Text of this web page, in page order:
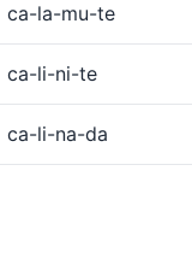
ca-la-mu-te
ca-li-ni-te
ca-li-na-da